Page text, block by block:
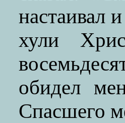
настаивал
хули
обидел
Спасшего